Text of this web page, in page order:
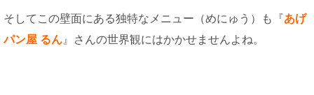
そしてこの壁面にある独特なメニュー（めにゅう）も『あげ
パン屋 るん 』さんの世界観にはかかせませんよね。